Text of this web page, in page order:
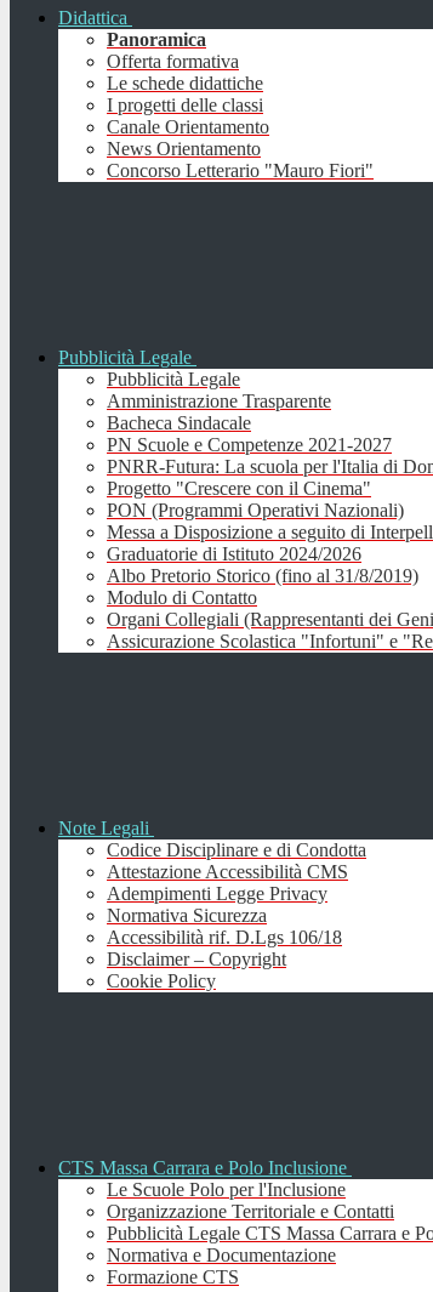
Didattica
Panoramica
Offerta formativa
Le schede didattiche
I progetti delle classi
Canale Orientamento
News Orientamento
Concorso Letterario "Mauro Fiori"
Pubblicità Legale
Pubblicità Legale
Amministrazione Trasparente
Bacheca Sindacale
PN Scuole e Competenze 2021-2027
PNRR-Futura: La scuola per l'Italia di
Progetto "Crescere con il Cinema"
PON (Programmi Operativi Nazionali)
Messa a Disposizione a seguito di
Graduatorie di Istituto 2024/2026
Albo Pretorio Storico (fino al 31/8/2019)
Modulo di Contatto
Organi Collegiali (Rappresentanti dei
Assicurazione Scolastica "Infortuni" e
Note Legali
Codice Disciplinare e di Condotta
Attestazione Accessibilità CMS
Adempimenti Legge Privacy
Normativa Sicurezza
Accessibilità rif. D.Lgs 106/18
Disclaimer – Copyright
Cookie Policy
CTS Massa Carrara e Polo Inclusione
Le Scuole Polo per l'Inclusione
Organizzazione Territoriale e Contatti
Pubblicità Legale CTS Massa Carrara e
Normativa e Documentazione
Formazione CTS